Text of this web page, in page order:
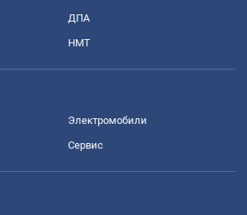
ДПА
НМТ
Электромобили
Сервис